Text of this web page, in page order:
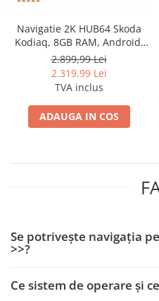
Conectică Hummer
Navigatie 2K HUB64 Skoda
Kodiaq, 8GB RAM, Android,
Octacore, Slot Sim 4G, DSP,
GPS, Wi-FI, Carplay, Android
Auto, USB, Bluetooth, Waze,
Touchscreen, 10.36 Inch
2.899,99 Lei
2.319,99 Lei
TVA inclus
ADAUGA IN COS
Se potrivește navigația
>>?
Ce sistem de operare și